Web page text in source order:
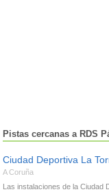
Pistas cercanas a RDS
Ciudad Deportiva La
A Coruña
Las instalaciones de la Ciudad